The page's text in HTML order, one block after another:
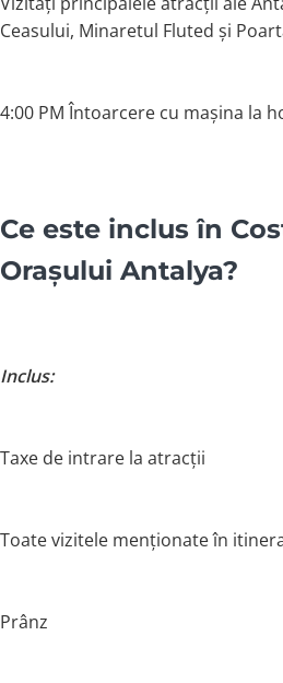
Ceasului, Minaretul Fluted și
4:00 PM Întoarcere cu mașina la
Ce este inclus în
Orașului Antalya?
Inclus:
Taxe de intrare la atracții
Toate vizitele menționate în
Prânz